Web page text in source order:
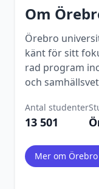
Om
Örebro
känt för sitt
rad program
och
Antal studenter
13 501
Mer om